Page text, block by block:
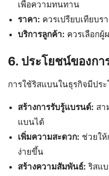
เพื่อความทนทาน
ราคา: ควรเปรียบเทียบร
บริการลูกค้า: ควรเลือก
6. ประโยชน์ของก
การใช้ริสแบนในธุรกิจมีปร
สร้างการรับรู้แบรนด์: สา
แบนได้
เพิ่มความสะดวก: ช่วยให้
ง่ายขึ้น
สร้างความสัมพันธ์: ริสแ